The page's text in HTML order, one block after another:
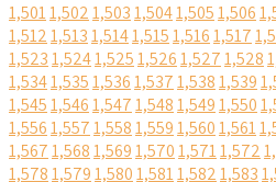
1,5011,5021,5031,5041,5051,506
1,5121,5131,5141,5151,5161,517
1,5231,5241,5251,5261,5271,528
1,5341,5351,5361,5371,5381,539
1,5451,5461,5471,5481,5491,550
1,5561,5571,5581,5591,5601,561
1,5671,5681,5691,5701,5711,572
1,5781,5791,5801,5811,5821,583